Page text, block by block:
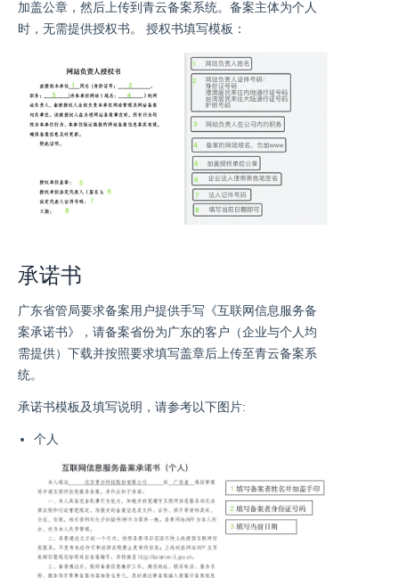
加盖公章，然后上传到青云备案系统。备案主体为个人
时，无需提供授权书。 授权书填写模板：
承诺书
广东省管局要求备案用户提供手写《互联网信息服务备
案承诺书》，请备案省份为广东的客户（企业与个人均
需提供）下载并按照要求填写盖章后上传至青云备案系
统。
承诺书模板及填写说明，请参考以下图片:
个人